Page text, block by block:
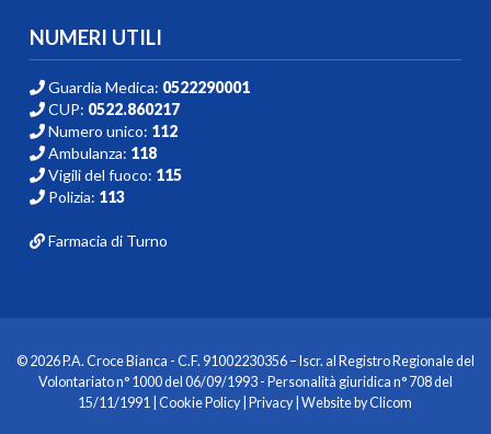
NUMERI UTILI
Guardia Medica: 0522290001
CUP: 0522.860217
Numero unico: 112
Ambulanza: 118
Vigili del fuoco: 115
Polizia: 113
Farmacia di Turno
© 2026 P.A. Croce Bianca - C.F. 91002230356 – Iscr. al Registro Regionale del
Volontariato n° 1000 del 06/09/1993 - Personalità giuridica n° 708 del
15/11/1991 |Cookie Policy|Privacy| Website byClicom